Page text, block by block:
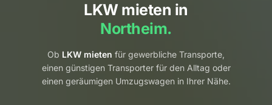
LKW mieten in
Northeim.
Ob LKW mieten für gewerbliche Transporte,
einen günstigen Transporter für den Alltag oder
einen geräumigen Umzugswagen in Ihrer Nähe.